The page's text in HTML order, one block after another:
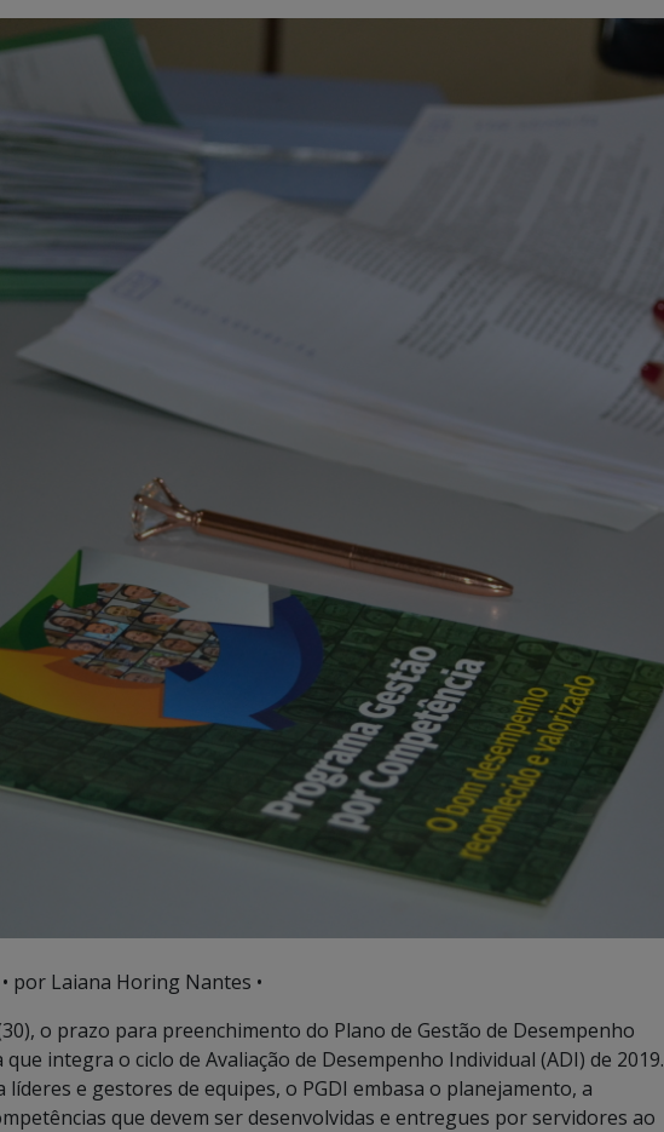
• por Laiana Horing Nantes •
o prazo para preenchimento do Plano de Gestão de Desempenho
integra o ciclo de Avaliação de Desempenho Individual (ADI) de 2019.
e gestores de equipes, o PGDI embasa o planejamento, a
que devem ser desenvolvidas e entregues por servidores ao